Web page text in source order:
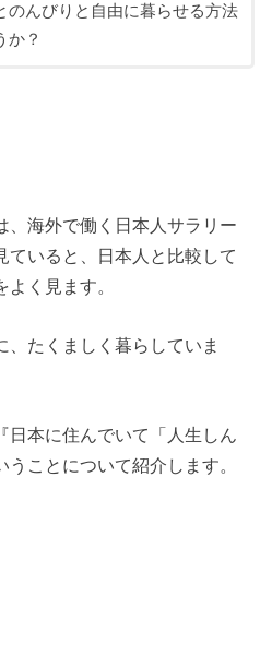
のんびりと自由に暮らせる方法
か？
、海外で働く日本人サラリー
ていると、日本人と比較して
く見ます。
、たくましく暮らしていま
日本に住んでいて「人生しん
ことについて紹介します。